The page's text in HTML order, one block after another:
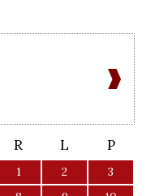
R L P
1 2
3